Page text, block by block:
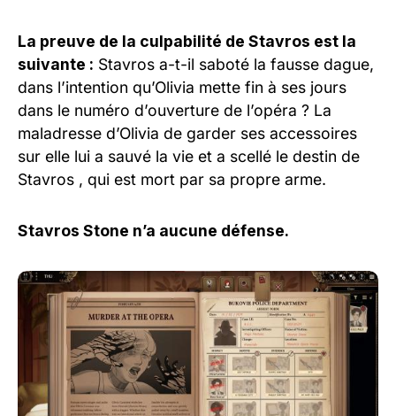
La preuve de la culpabilité de Stavros est la
suivante : Stavros a-t-il saboté la fausse dague,
dans l’intention qu’Olivia mette fin à ses jours
dans le numéro d’ouverture de l’opéra ? La
maladresse d’Olivia de garder ses accessoires
sur elle lui a sauvé la vie et a scellé le destin de
Stavros , qui est mort par sa propre arme.
Stavros Stone n’a aucune défense.